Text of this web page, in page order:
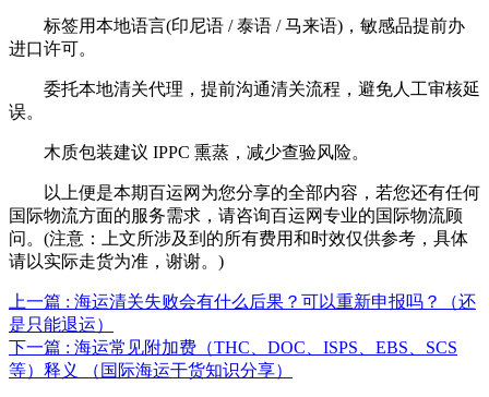
标签用本地语言(印尼语 / 泰语 / 马来语)，敏感品提前办
进口许可。
委托本地清关代理，提前沟通清关流程，避免人工审核延
误。
木质包装建议 IPPC 熏蒸，减少查验风险。
以上便是本期百运网为您分享的全部内容，若您还有任何
国际物流方面的服务需求，请咨询百运网专业的国际物流顾
问。(注意：上文所涉及到的所有费用和时效仅供参考，具体
请以实际走货为准，谢谢。)
上一篇 : 海运清关失败会有什么后果？可以重新申报吗？（还
是只能退运）
下一篇 : 海运常见附加费（THC、DOC、ISPS、EBS、SCS
等）释义 （国际海运干货知识分享）